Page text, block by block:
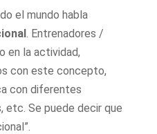
el mundo habla
. Entrenadores /
en la actividad,
con este concepto,
con diferentes
etc. Se puede decir que